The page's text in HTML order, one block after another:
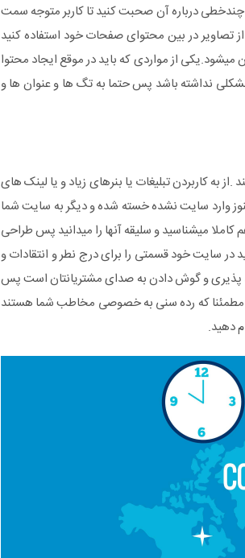
درباره آن صحبت کنید تا کاربر متوجه سمت
تصاویر در بین محتوای صفحات خود استفاده کنید
از مواردی که باید در موقع ایجاد محتوا
نداشته باشد پس حتما به تگ ها و عنوان ها و
.از به کاربردن تبلیغات یا بنرهای زیاد و یا لینک های
میشود کاربر هنوز وارد سایت نشده خسته شده و دیگر به سایت شما
میشناسید و سلیقه آنها را میدانید پس طراحی
سایت خود قسمتی را برای درج نطر و انتقادات و
پذیری و گوش دادن به صدای مشتریانتان است پس
مطمئنا که رده سنی به خصوصی مخاطب شما هستند
دهید.